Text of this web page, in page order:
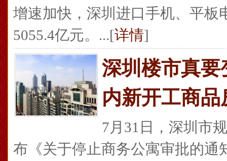
增速加快，深圳进口手机、平板
5055.4亿元。...[详情]
深圳楼市真
内新开工商
7月31日，深圳市
布《关于停止商务公寓审批的通